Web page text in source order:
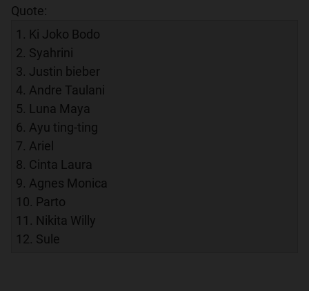
Quote:
1. Ki Joko Bodo
2. Syahrini
3. Justin bieber
4. Andre Taulani
5. Luna Maya
6. Ayu ting-ting
7. Ariel
8. Cinta Laura
9. Agnes Monica
10. Parto
11. Nikita Willy
12. Sule